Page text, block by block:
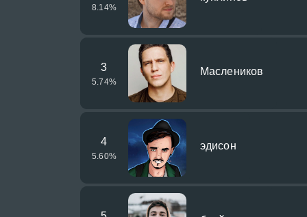
8.14%
3
5.74%
Маслеников
4
5.60%
эдисон